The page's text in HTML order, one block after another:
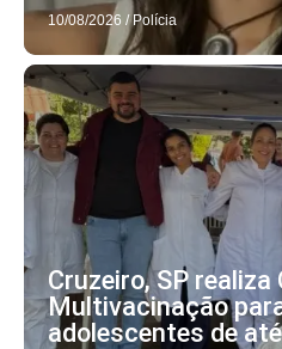
10/08/2026 / Polícia
Cruzeiro, SP realiza
Multivacinação
adolescentes de